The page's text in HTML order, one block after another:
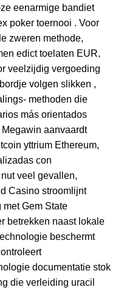
eenarmige bandiet
poker toernooi . Voor
zweren methode,
edict toelaten EUR,
veelzijdig vergoeding
volgen slikken ,
methoden die
más orientados
aanvaardt
yttrium Ethereum,
con
veel gevallen,
Casino stroomlijnt
Gem State
betrekken naast lokale
beschermt
documentatie stok
die verleiding uracil